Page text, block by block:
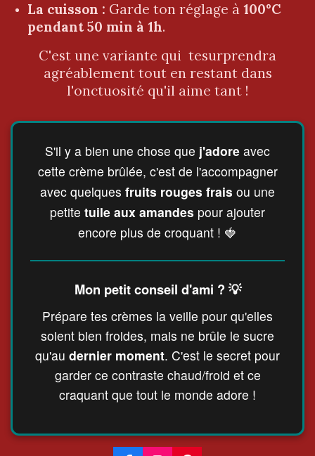
La cuisson : Garde ton réglage à 100°C
pendant 50 min à 1h.
​C'est une variante qui tesurprendra
agréablement tout en restant dans
l'onctuosité qu'il aime tant !
S'il y a bien une chose que j'adore avec
cette crème brûlée, c'est de l'accompagner
avec quelques fruits rouges frais ou une
petite tuile aux amandes pour ajouter
encore plus de croquant ! 🍓
Mon petit conseil d'ami ? 💡
Prépare tes crèmes la veille pour qu'elles
soient bien froides, mais ne brûle le sucre
qu'au dernier moment. C'est le secret pour
garder ce contraste chaud/froid et ce
craquant que tout le monde adore !